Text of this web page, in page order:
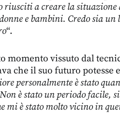
riusciti a creare la situazione
e bambini. Credo sia
“.
momento vissuto dal
che il suo futuro potesse
personalmente è stato
è stato un periodo facile,
mi è stato molto vicino in